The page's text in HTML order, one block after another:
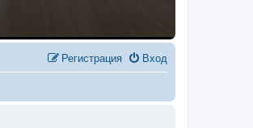
Вход
Регистрация